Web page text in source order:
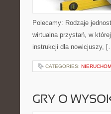
Polecamy: Rodzaje
wirtualna przystań, w
instrukcji dla nowicjuszy,
CATEGORIES:
GRY O